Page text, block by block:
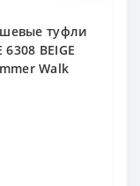
туфли
BEIGE
Walk